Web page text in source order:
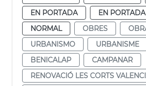
EN PORTADA
EN
NORMAL
OBRES
URBANISMO
URBANISME
BENICALAP
CAMPANAR
RENOVACIÓ LES CORTS